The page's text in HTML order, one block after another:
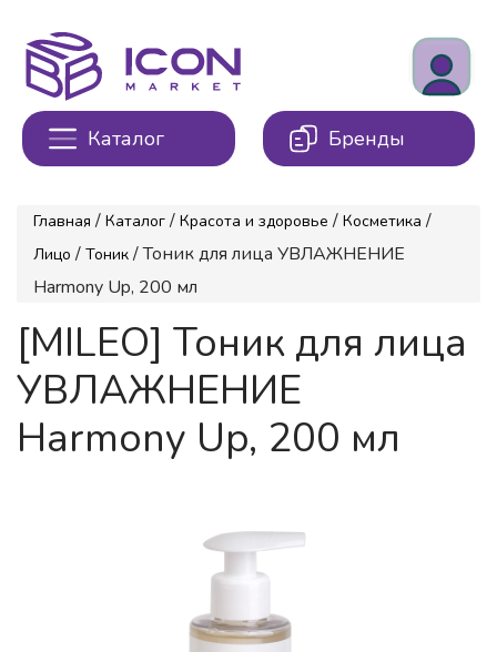
Каталог Бренды
Главная / Каталог / Красота и здоровье / Косметика /
Лицо / Тоник / Тоник для лица УВЛАЖНЕНИЕ
Harmony Up, 200 мл
[MILEO] Тоник для лица
УВЛАЖНЕНИЕ
Harmony Up, 200 мл